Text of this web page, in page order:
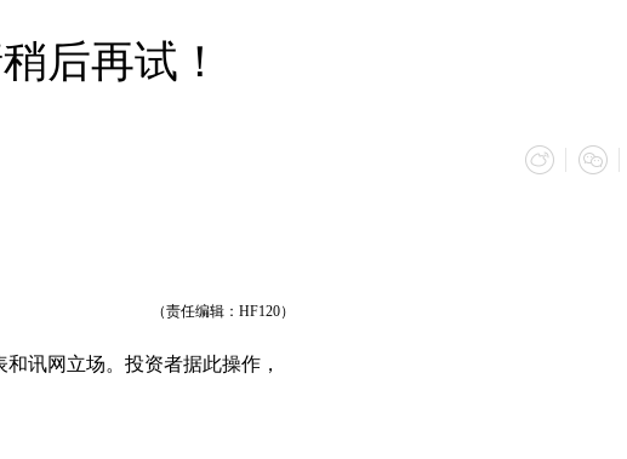
后再试！
（责任编辑：HF120）
讯网立场。投资者据此操作，